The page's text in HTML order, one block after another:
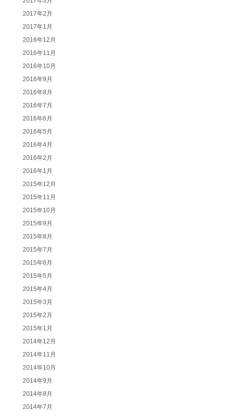
2017年2月
2017年1月
2016年12月
2016年11月
2016年10月
2016年9月
2016年8月
2016年7月
2016年6月
2016年5月
2016年4月
2016年2月
2016年1月
2015年12月
2015年11月
2015年10月
2015年9月
2015年8月
2015年7月
2015年6月
2015年5月
2015年4月
2015年3月
2015年2月
2015年1月
2014年12月
2014年11月
2014年10月
2014年9月
2014年8月
2014年7月